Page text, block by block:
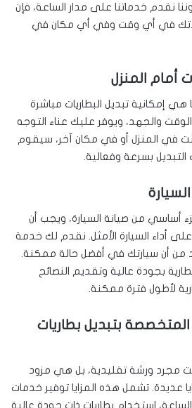
نقدم خدماتنا على مدار الساعة، فإن
في أي وقت وفي أي مكان في
أمام المنزل
هي إمكانية تبديل البطاريات مباشرة
والجهد، ويوفر عليك عناء التوجه
في المنزل أو في مكان آخر، سيقوم
التبديل بسرعة وفعالية.
أساسي من صيانة السيارة، ويجب أن
أداء السيارة الأمثل. نقدم لك خدمة
من أن سيارتك في أفضل حالة ممكنة.
بجودة عالية وتقديم النصائح
لأطول فترة ممكنة.
بتبديل بطاريات
مجرد ورشة تقليدية، بل هي مزود
عديدة. تشمل هذه المزايا توفير خدمات
استخدام بطاريات ذات جودة عالية